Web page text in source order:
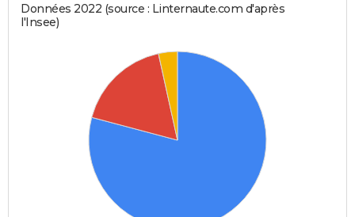
Données 2022 (source : Linternaute.com d'après
l'Insee)